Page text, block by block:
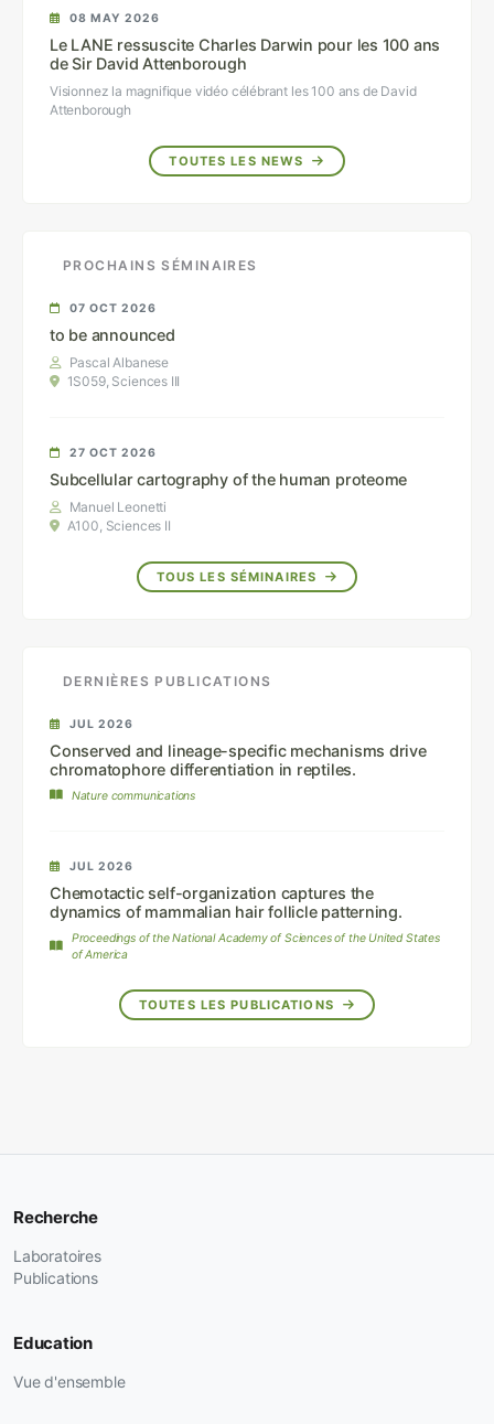
08 MAY 2026
Le LANE ressuscite Charles Darwin pour les 100 ans
de Sir David Attenborough
Visionnez la magnifique vidéo célébrant les 100 ans de David
Attenborough
TOUTES LES NEWS
PROCHAINS SÉMINAIRES
07 OCT 2026
to be announced
Pascal Albanese
1S059, Sciences III
27 OCT 2026
Subcellular cartography of the human proteome
Manuel Leonetti
A100, Sciences II
TOUS LES SÉMINAIRES
DERNIÈRES PUBLICATIONS
JUL 2026
Conserved and lineage-specific mechanisms drive
chromatophore differentiation in reptiles.
Nature communications
JUL 2026
Chemotactic self-organization captures the
dynamics of mammalian hair follicle patterning.
Proceedings of the National Academy of Sciences of the United States
of America
TOUTES LES PUBLICATIONS
Recherche
Laboratoires
Publications
Education
Vue d'ensemble